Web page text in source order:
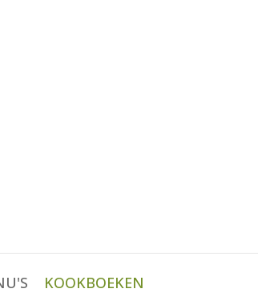
KOOKBOEKEN